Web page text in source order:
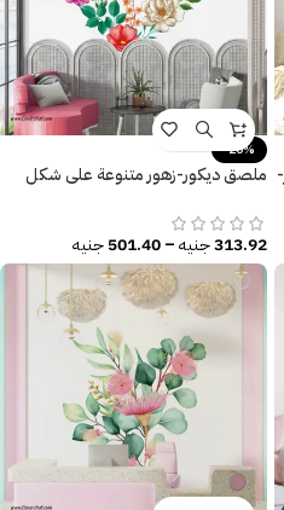
-20%
ملصق ديكور-زهور متنوعة على شكل
313.92جنيه–
501.40جنيه